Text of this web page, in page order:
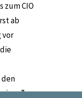
zum CIO
ab
vor